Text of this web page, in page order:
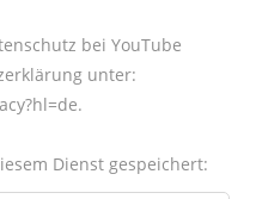
bei YouTube
unter:
.
Dienst gespeichert: